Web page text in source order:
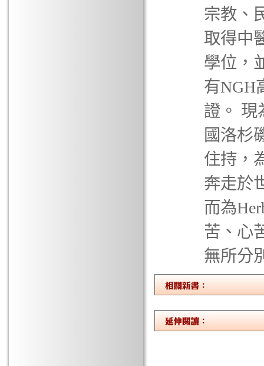
宗教、
取得中
學位，
有NGH
證。 現
國洛杉
住持，
奔走於
而為
苦、心
無所分